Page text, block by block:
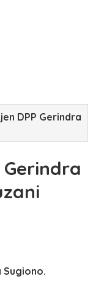
DPP Gerindra
Gerindra
Sugiono.